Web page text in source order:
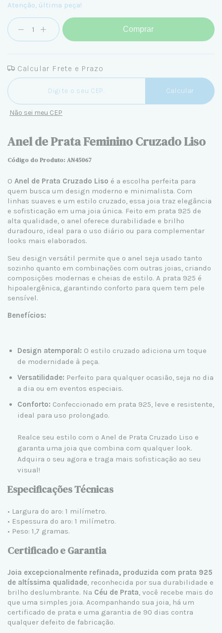
Atenção, última peça!
Comprar
Calcular Frete e Prazo
Entregas para o CEP:
Calcular
Não sei meu CEP
Anel de Prata Feminino Cruzado Liso
Código do Produto: AN45067
O Anel de Prata Cruzado Liso é a escolha perfeita para
quem busca um design moderno e minimalista. Com
linhas suaves e um estilo cruzado, essa joia traz elegância
e sofisticação em uma joia única. Feito em prata 925 de
alta qualidade, o anel oferece durabilidade e brilho
duradouro, ideal para o uso diário ou para complementar
looks mais elaborados.
Seu design versátil permite que o anel seja usado tanto
sozinho quanto em combinações com outras joias, criando
composições modernas e cheias de estilo. A prata 925 é
hipoalergênica, garantindo conforto para quem tem pele
sensível.
Benefícios:
Design atemporal: O estilo cruzado adiciona um toque
de modernidade à peça.
Versatilidade: Perfeito para qualquer ocasião, seja no dia
a dia ou em eventos especiais.
Conforto: Confeccionado em prata 925, leve e resistente,
ideal para uso prolongado.
Realce seu estilo com o Anel de Prata Cruzado Liso e
garanta uma joia que combina com qualquer look.
Adquira o seu agora e traga mais sofisticação ao seu
visual!
Especificações Técnicas
• Largura do aro: 1 milímetro.
• Espessura do aro: 1 milímetro.
• Peso: 1,7 gramas.
Certificado e Garantia
Joia excepcionalmente refinada, produzida com prata 925
de altíssima qualidade, reconhecida por sua durabilidade e
brilho deslumbrante. Na Céu de Prata, você recebe mais do
que uma simples joia. Acompanhando sua joia, há um
certificado de prata e uma garantia de 90 dias contra
qualquer defeito de fabricação.